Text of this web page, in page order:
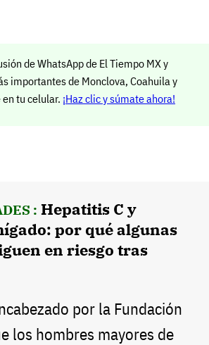
de WhatsApp de El Tiempo MX y
importantes de Monclova, Coahuila y
tu celular. ¡Haz clic y súmate ahora!
: Hepatitis C y
por qué algunas
en riesgo tras
por la Fundación
los hombres mayores de